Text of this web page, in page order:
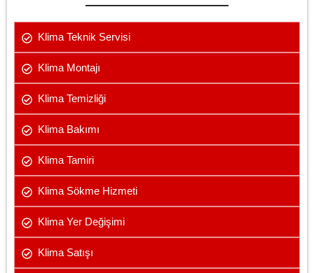
Klima Teknik Servisi
Klima Montajı
Klima Temizliği
Klima Bakımı
Klima Tamiri
Klima Sökme Hizmeti
Klima Yer Değişimi
Klima Satışı